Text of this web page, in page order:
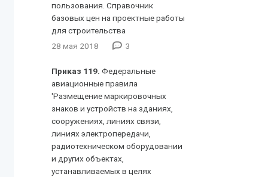
пользования. Справочник
базовых цен на проектные работы
для строительства
28 мая 2018
3
Приказ 119. Федеральные
авиационные правила
'Размещение маркировочных
знаков и устройств на зданиях,
сооружениях, линиях связи,
линиях электропередачи,
радиотехническом оборудовании
и других объектах,
устанавливаемых в целях